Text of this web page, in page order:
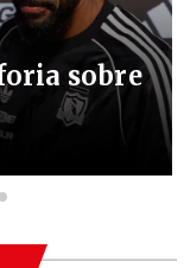
sobre